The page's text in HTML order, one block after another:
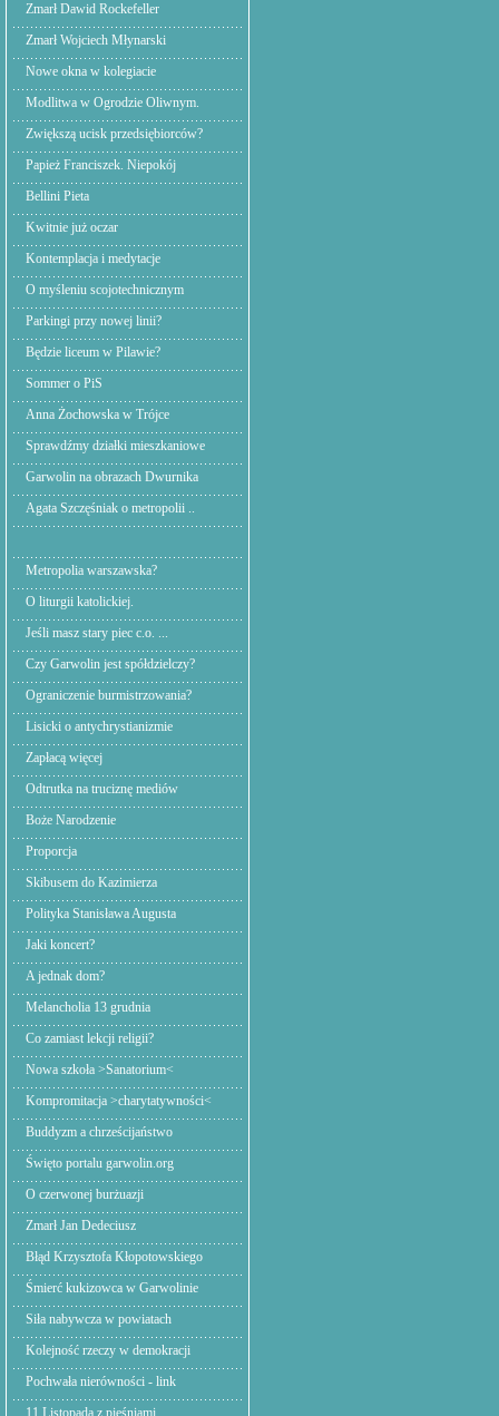
Zmarł Dawid Rockefeller
Zmarł Wojciech Młynarski
Nowe okna w kolegiacie
Modlitwa w Ogrodzie Oliwnym.
Zwiększą ucisk przedsiębiorców?
Papież Franciszek. Niepokój
Bellini Pieta
Kwitnie już oczar
Kontemplacja i medytacje
O myśleniu scojotechnicznym
Parkingi przy nowej linii?
Będzie liceum w Pilawie?
Sommer o PiS
Anna Żochowska w Trójce
Sprawdźmy działki mieszkaniowe
Garwolin na obrazach Dwurnika
Agata Szczęśniak o metropolii ..
Metropolia warszawska?
O liturgii katolickiej.
Jeśli masz stary piec c.o. ...
Czy Garwolin jest spółdzielczy?
Ograniczenie burmistrzowania?
Lisicki o antychrystianizmie
Zapłacą więcej
Odtrutka na truciznę mediów
Boże Narodzenie
Proporcja
Skibusem do Kazimierza
Polityka Stanisława Augusta
Jaki koncert?
A jednak dom?
Melancholia 13 grudnia
Co zamiast lekcji religii?
Nowa szkoła >Sanatorium<
Kompromitacja >charytatywności<
Buddyzm a chrześcijaństwo
Święto portalu garwolin.org
O czerwonej burżuazji
Zmarł Jan Dedeciusz
Błąd Krzysztofa Kłopotowskiego
Śmierć kukizowca w Garwolinie
Siła nabywcza w powiatach
Kolejność rzeczy w demokracji
Pochwała nierówności - link
11 Listopada z pieśniami